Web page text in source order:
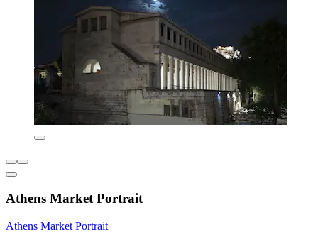
Athens Market Portrait
Athens Market Portrait